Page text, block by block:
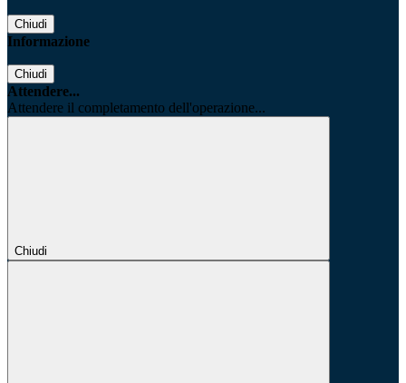
Chiudi
Informazione
Chiudi
Attendere...
Attendere il completamento dell'operazione...
Chiudi